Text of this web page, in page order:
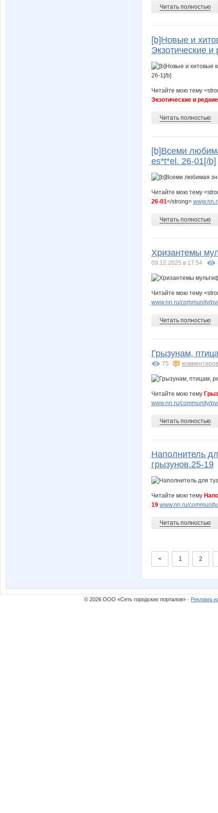
Читать полностью
[b]Новые и
Экзотические
Читайте мою тему
Экзотические и
Читать полностью
[b]Всеми
es*t*el. 26-01[/b]
Читайте мою тему
26-01</strong>
Читать полностью
Хризантемы
09.12.2025 в 17:54
Читайте мою тему
www.nn.ru/community/
Читать полностью
Грызунам,
75
Читайте мою тему
www.nn.ru/community/
Читать полностью
Наполнитель
грызунов.25-19
Читайте мою тему
19 www.nn.ru/
Читать полностью
< 1 2
© 2026 ООО «Сеть городских порталов» · Реклама